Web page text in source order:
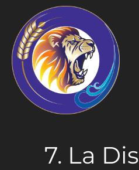
7. La